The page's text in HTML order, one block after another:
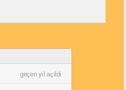
geçen yıl açıldı